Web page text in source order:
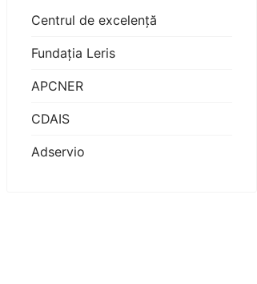
Centrul de excelență
Fundația Leris
APCNER
CDAIS
Adservio